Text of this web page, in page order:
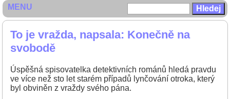
To je vražda, napsala: Konečně na
svobodě
Úspěšná spisovatelka detektivních románů hledá pravdu
ve více než sto let starém případů lynčování otroka, který
byl obviněn z vraždy svého pána.
MENU